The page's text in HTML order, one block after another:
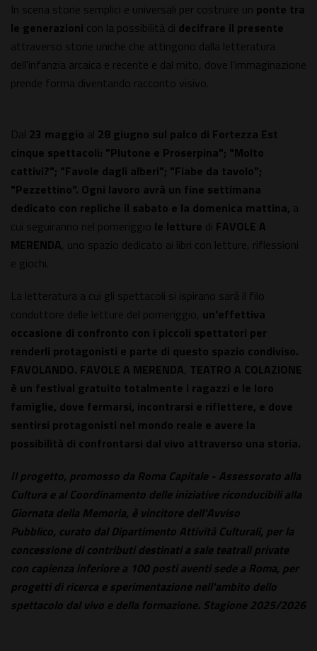
In scena storie semplici e universali per costruire un ponte tra
le generazioni con la possibilità di decifrare il presente
attraverso storie uniche che attingono dalla letteratura
dell'infanzia arcaica e recente e dal mito, dove l'immaginazione
prende forma diventando racconto visivo.
Dal 23 maggio al 28 giugno sul palco di Fortezza Est
cinque spettacoli: "Plutone e Proserpina"; "Molto
cattivi?"; "Favole dagli alberi"; "Fiabe da tavolo";
"Pezzettino". Ogni lavoro avrà un fine settimana
dedicato con repliche il sabato e la domenica mattina, a
cui seguiranno nel pomeriggio le letture di FAVOLE A
MERENDA, uno spazio dedicato ai libri con letture, riflessioni
e giochi.
La letteratura a cui gli spettacoli si ispirano sarà il filo
conduttore delle letture del pomeriggio, un'effettiva
occasione di confronto con i piccoli spettatori per
renderli protagonisti e parte di questo spazio condiviso.
FAVOLANDO. FAVOLE A MERENDA, TEATRO A COLAZIONE
è un festival gratuito totalmente i ragazzi e le loro
famiglie, dove fermarsi, incontrarsi e riflettere, e dove
sentirsi protagonisti nel mondo reale e avere la
possibilità di confrontarsi dal vivo attraverso una storia.
Il progetto, promosso da Roma Capitale - Assessorato alla
Cultura e al Coordinamento delle iniziative riconducibili alla
Giornata della Memoria, è vincitore dell'Avviso
Pubblico, curato dal Dipartimento Attività Culturali, per la
concessione di contributi destinati a sale teatrali private
con capienza inferiore a 100 posti aventi sede a Roma, per
progetti di ricerca e sperimentazione nell'ambito dello
spettacolo dal vivo e della formazione. Stagione 2025/2026